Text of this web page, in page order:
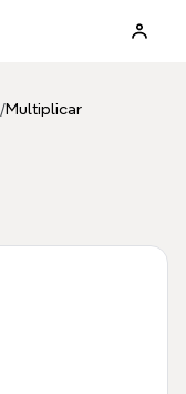
/Multiplicar